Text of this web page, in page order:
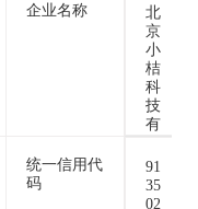
企业名称
北
京
小
桔
科
技
有
限
公
司
统一信用代
码
91
35
02